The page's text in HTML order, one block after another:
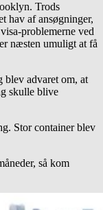
Trods
hav af ansøgninger,
problemerne ved
næsten umuligt at få
advaret om, at
skulle blive
Stor container blev
så kom